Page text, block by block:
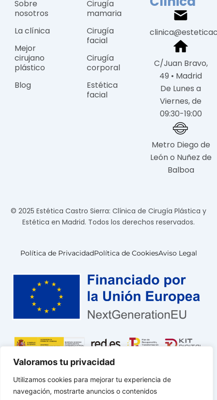
Valoramos tu privacidad
Utilizamos cookies para mejorar tu experiencia de
navegación, mostrarte anuncios o contenidos
Sobre
nosotros
La clínica
Mejor
cirujano
plástico
Blog
Cirugía
mamaria
Cirugía
facial
Cirugía
corporal
Estética
facial
C/Juan Bravo,
49 • Madrid
De Lunes a
Viernes, de
09:30-19:00
Metro Diego de
León o Nuñez de
Balboa
© 2025 Estética Castro Sierra: Clínica de Cirugía Plástica y
Estética en Madrid. Todos los derechos reservados.
Política de PrivacidadPolítica de CookiesAviso Legal